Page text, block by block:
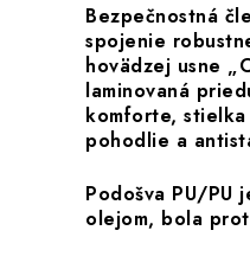
Bezpečnostná
spojenie
hovädzej usne
laminovaná
komforte, stielka
pohodlie a
Podošva PU/PU
olejom, bola